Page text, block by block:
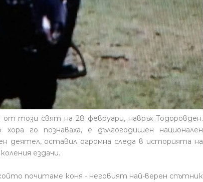
този свят на 28 февруари, навръх Тодоровден.
го познаваха, е дългогодишен национален
деятел, оставил огромна следа в историята на
ездачи.
почитаме коня - неговият най-верен спътник